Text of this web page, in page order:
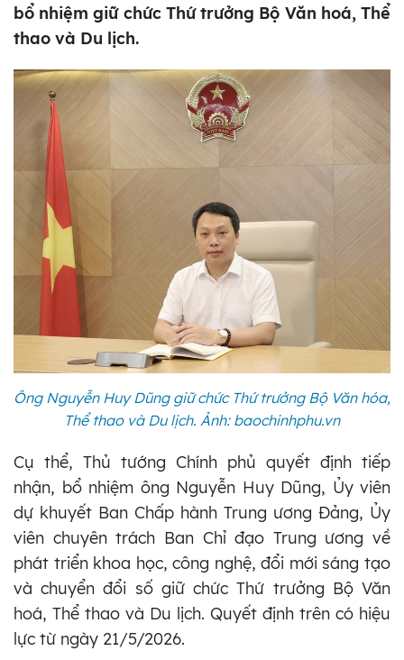
bổ nhiệm giữ chức Thứ trưởng Bộ Văn hoá, Thể
thao và Du lịch.
Ông Nguyễn Huy Dũng giữ chức Thứ trưởng Bộ Văn hóa,
Thể thao và Du lịch. Ảnh: baochinhphu.vn
Cụ thể, Thủ tướng Chính phủ quyết định tiếp
nhận, bổ nhiệm ông Nguyễn Huy Dũng, Ủy viên
dự khuyết Ban Chấp hành Trung ương Đảng, Ủy
viên chuyên trách Ban Chỉ đạo Trung ương về
phát triển khoa học, công nghệ, đổi mới sáng tạo
và chuyển đổi số giữ chức Thứ trưởng Bộ Văn
hoá, Thể thao và Du lịch. Quyết định trên có hiệu
lực từ ngày 21/5/2026.